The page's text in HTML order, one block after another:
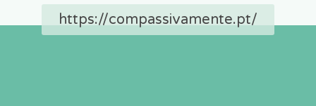
https://compassivamente.pt/